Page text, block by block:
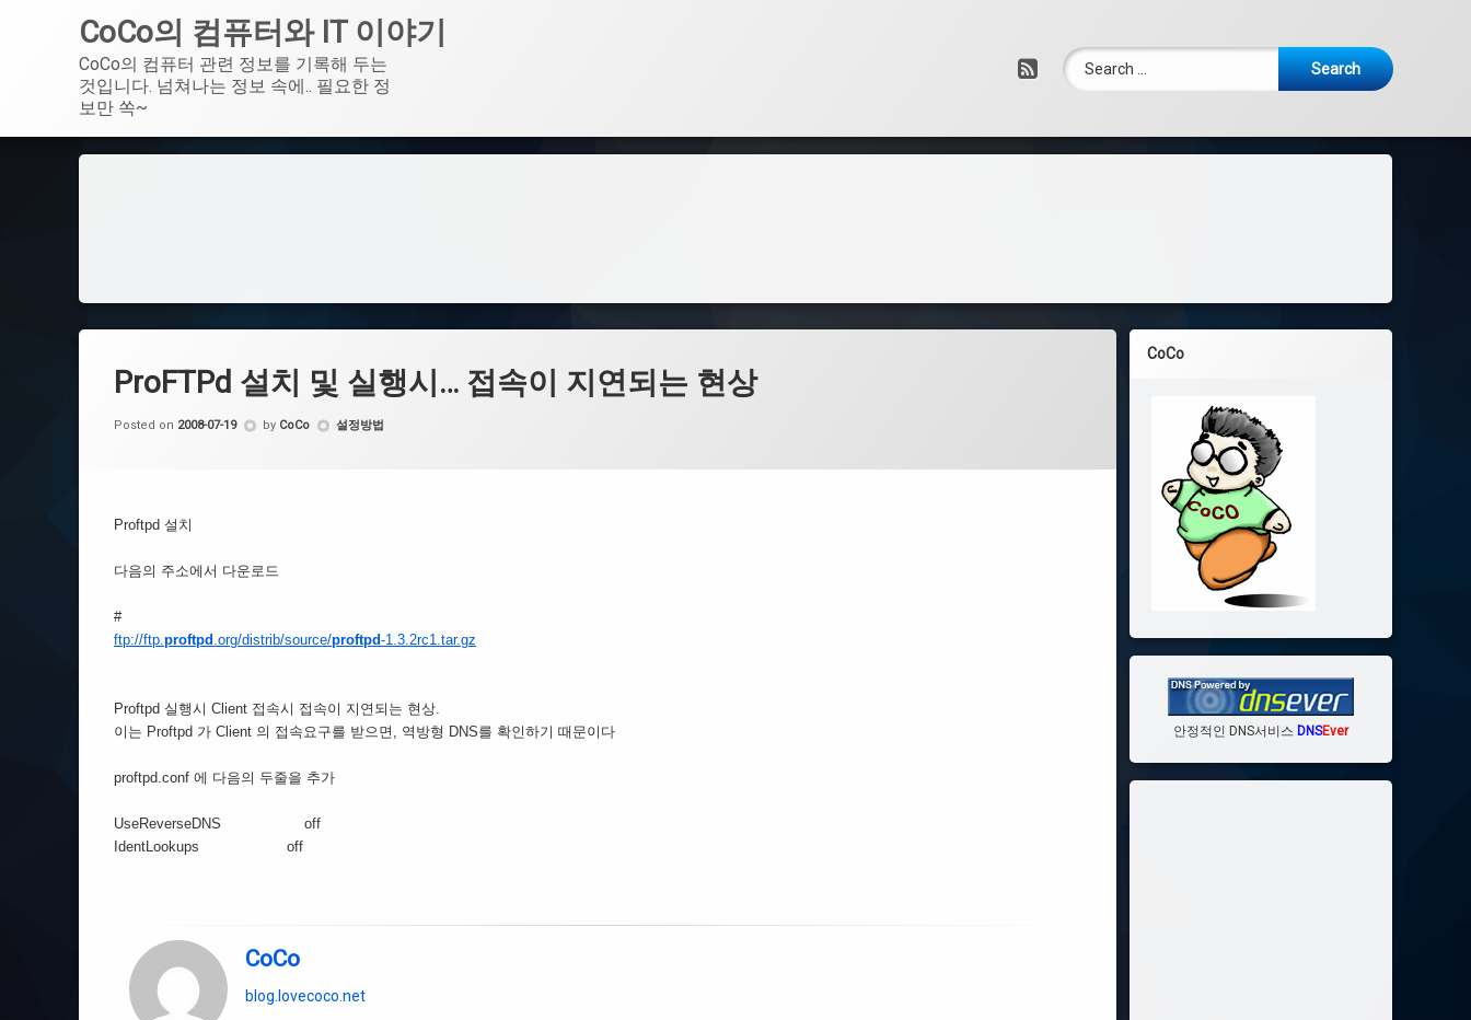
CoCo의 컴퓨터와 IT 이야기
CoCo의 컴퓨터 관련 정보를 기록해 두는
것입니다. 넘쳐나는 정보 속에.. 필요한 정
보만 쏙~
RSSSearch for:
ProFTPd 설치 및 실행시… 접속이 지연되는 현상
Posted on 2008-07-19 by CoCo Categories:
설정방법
Proftpd 설치
다음의 주소에서 다운로드
#
ftp://ftp.proftpd .org/distrib/source/proftpd-1.3.2rc1.tar.gz
Proftpd 실행시 Client 접속시 접속이 지연되는 현상.
이는 Proftpd 가 Client 의 접속요구를 받으면, 역방형 DNS를 확인하기 때문이다
proftpd.conf 에 다음의 두줄을 추가
UseReverseDNS off
IdentLookups off
CoCo
blog.lovecoco.net
CoCo
안정적인 DNS서비스 DNSEver